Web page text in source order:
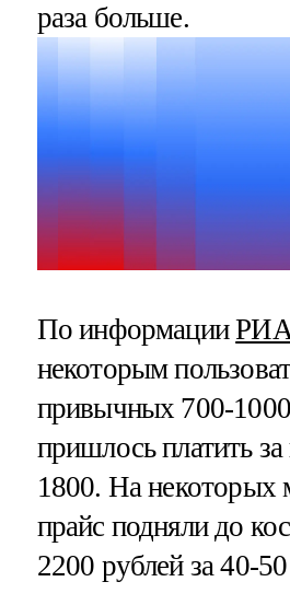
раза больше.
По информацииРИА
некоторым
привычных 700-
пришлось платить за
1800. На некоторых
прайс подняли до
2200 рублей за 40-